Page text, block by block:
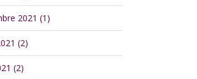
2021 (1)
(2)
(2)